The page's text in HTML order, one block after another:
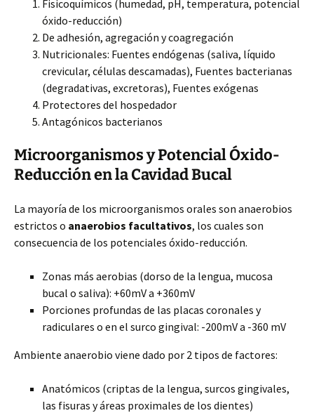
Fisicoquímicos (humedad, pH, temperatura, potencial
óxido-reducción)
De adhesión, agregación y coagregación
Nutricionales: Fuentes endógenas (saliva, líquido
crevicular, células descamadas), Fuentes bacterianas
(degradativas, excretoras), Fuentes exógenas
Protectores del hospedador
Antagónicos bacterianos
Microorganismos y Potencial Óxido-
Reducción en la Cavidad Bucal
La mayoría de los microorganismos orales son anaerobios
estrictos o anaerobios facultativos, los cuales son
consecuencia de los potenciales óxido-reducción.
Zonas más aerobias (dorso de la lengua, mucosa
bucal o saliva): +60mV a +360mV
Porciones profundas de las placas coronales y
radiculares o en el surco gingival: -200mV a -360 mV
Ambiente anaerobio viene dado por 2 tipos de factores:
Anatómicos (criptas de la lengua, surcos gingivales,
las fisuras y áreas proximales de los dientes)